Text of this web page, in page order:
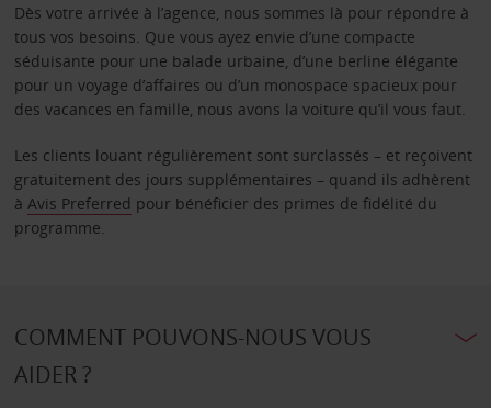
Dès votre arrivée à l’agence, nous sommes là pour répondre à
tous vos besoins. Que vous ayez envie d’une compacte
séduisante pour une balade urbaine, d’une berline élégante
pour un voyage d’affaires ou d’un monospace spacieux pour
des vacances en famille, nous avons la voiture qu’il vous faut.
Les clients louant régulièrement sont surclassés – et reçoivent
gratuitement des jours supplémentaires – quand ils adhèrent
à Avis Preferred pour bénéficier des primes de fidélité du
programme.
COMMENT POUVONS-NOUS VOUS
AIDER ?